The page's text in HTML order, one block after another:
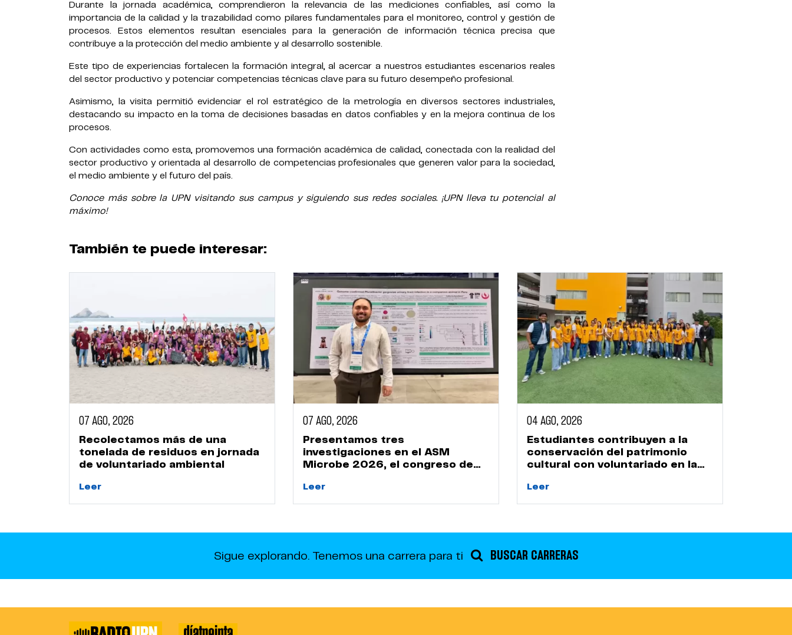
Durante la jornada académica, comprendieron la relevancia de las mediciones confiables, así como la
importancia de la calidad y la trazabilidad como pilares fundamentales para el monitoreo, control y gestión de
procesos. Estos elementos resultan esenciales para la generación de información técnica precisa que
contribuye a la protección del medio ambiente y al desarrollo sostenible.
Este tipo de experiencias fortalecen la formación integral, al acercar a nuestros estudiantes escenarios reales
del sector productivo y potenciar competencias técnicas clave para su futuro desempeño profesional.
Asimismo, la visita permitió evidenciar el rol estratégico de la metrología en diversos sectores industriales,
destacando su impacto en la toma de decisiones basadas en datos confiables y en la mejora continua de los
procesos.
Con actividades como esta, promovemos una formación académica de calidad, conectada con la realidad del
sector productivo y orientada al desarrollo de competencias profesionales que generen valor para la sociedad,
el medio ambiente y el futuro del país.
Conoce más sobre la UPN visitando sus campus y siguiendo sus redes sociales. ¡UPN lleva tu potencial al
máximo!
También te puede interesar:
07 AGO, 2026
Recolectamos más de una
tonelada de residuos en jornada
de voluntariado ambiental
Leer
07 AGO, 2026
Presentamos tres
investigaciones en el ASM
Microbe 2026, el congreso de
del mundo
Leer
04 AGO, 2026
Estudiantes contribuyen a la
conservación del patrimonio
cultural con voluntariado en la
Leer
Sigue explorando. Tenemos una carrera para ti BUSCAR CARRERAS